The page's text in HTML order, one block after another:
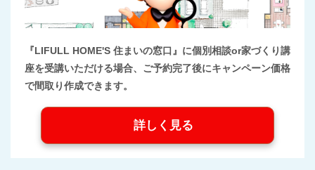
『LIFULL HOME'S 住まいの窓口』に個別相談or家づくり講
座を受講いただける場合、ご予約完了後にキャンペーン価格
で間取り作成できます。
詳しく見る